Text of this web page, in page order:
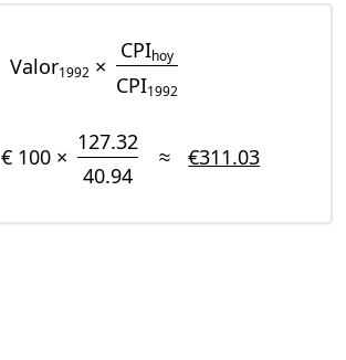
Valor1992 ×
CPIhoy
CPI1992
€ 100 ×
127.32
40.94
≈ €311.03